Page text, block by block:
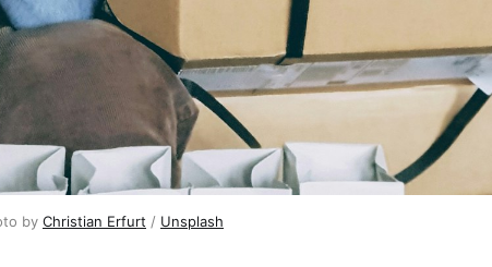
by Christian Erfurt / Unsplash